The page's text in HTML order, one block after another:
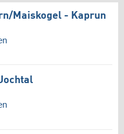
​Maiskogel - Kaprun